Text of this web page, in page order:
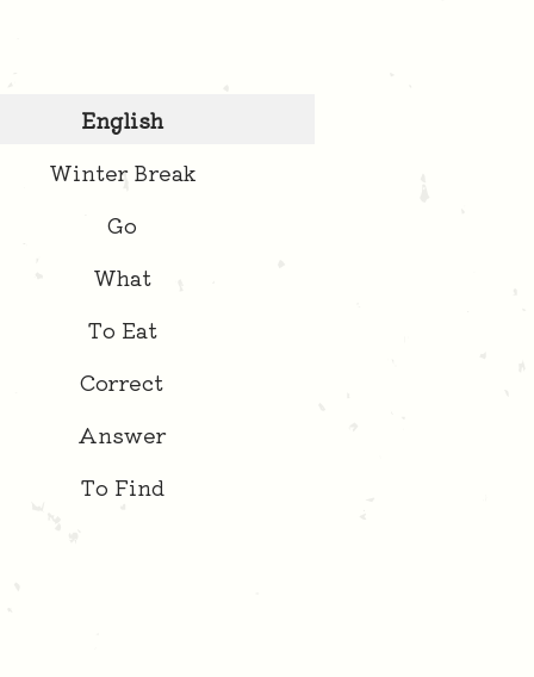
English
Winter Break
Go
What
To Eat
Correct
Answer
To Find